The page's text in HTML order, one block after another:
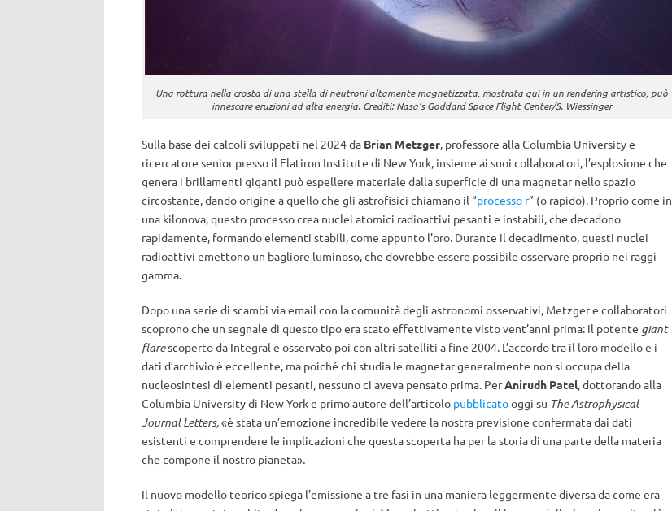
Una rottura nella crosta di una stella di neutroni altamente magnetizzata, mostrata qui in un rendering artistico, può
innescare eruzioni ad alta energia. Crediti: Nasa’s Goddard Space Flight Center/S. Wiessinger
Sulla base dei calcoli sviluppati nel 2024 da Brian Metzger, professore alla Columbia University e
ricercatore senior presso il Flatiron Institute di New York, insieme ai suoi collaboratori, l’esplosione che
genera i brillamenti giganti può espellere materiale dalla superficie di una magnetar nello spazio
circostante, dando origine a quello che gli astrofisici chiamano il “processo r” (o rapido). Proprio come in
una kilonova, questo processo crea nuclei atomici radioattivi pesanti e instabili, che decadono
rapidamente, formando elementi stabili, come appunto l’oro. Durante il decadimento, questi nuclei
radioattivi emettono un bagliore luminoso, che dovrebbe essere possibile osservare proprio nei raggi
gamma.
Dopo una serie di scambi via email con la comunità degli astronomi osservativi, Metzger e collaboratori
scoprono che un segnale di questo tipo era stato effettivamente visto vent’anni prima: il potente giant
flarescoperto da Integral e osservato poi con altri satelliti a fine 2004. L’accordo tra il loro modello e i
dati d’archivio è eccellente, ma poiché chi studia le magnetar generalmente non si occupa della
nucleosintesi di elementi pesanti, nessuno ci aveva pensato prima. PerAnirudh Patel, dottorando alla
Columbia University di New York e primo autore dell’articolo pubblicatooggi su The Astrophysical
Journal Letters,«è stata un’emozione incredibile vedere la nostra previsione confermata dai dati
esistenti e comprendere le implicazioni che questa scoperta ha per la storia di una parte della materia
che compone il nostro pianeta».
Il nuovo modello teorico spiega l’emissione a tre fasi in una maniera leggermente diversa da come era